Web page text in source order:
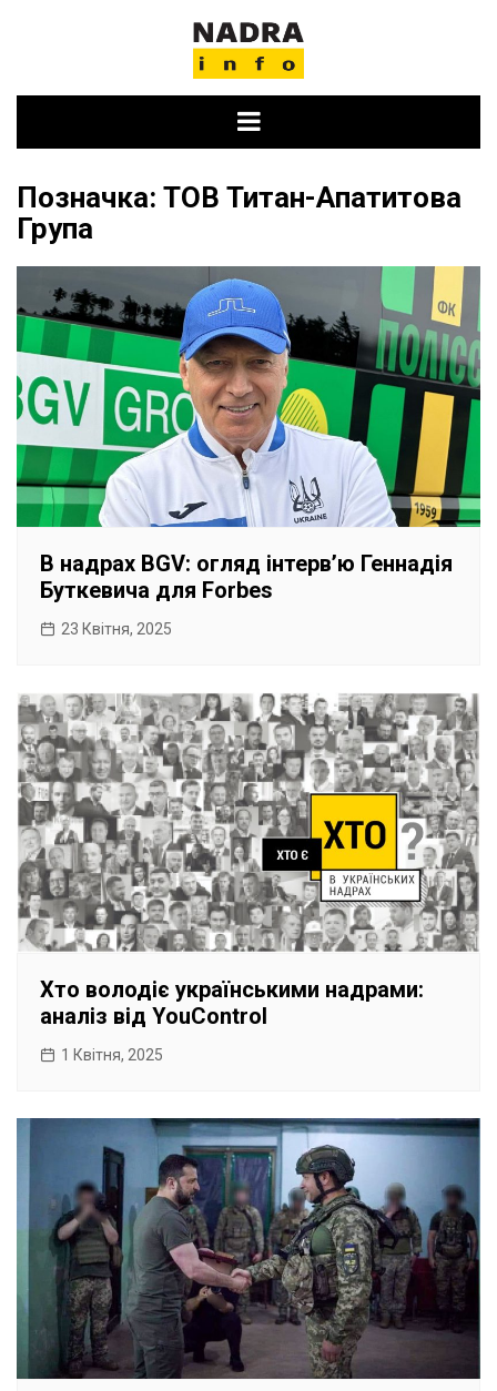
Позначка: ТОВ Титан-Апатитова
Група
В надрах BGV: огляд інтервʼю Геннадія
Буткевича для Forbes
23 Квітня, 2025
Хто володіє українськими надрами:
аналіз від YouControl
1 Квітня, 2025